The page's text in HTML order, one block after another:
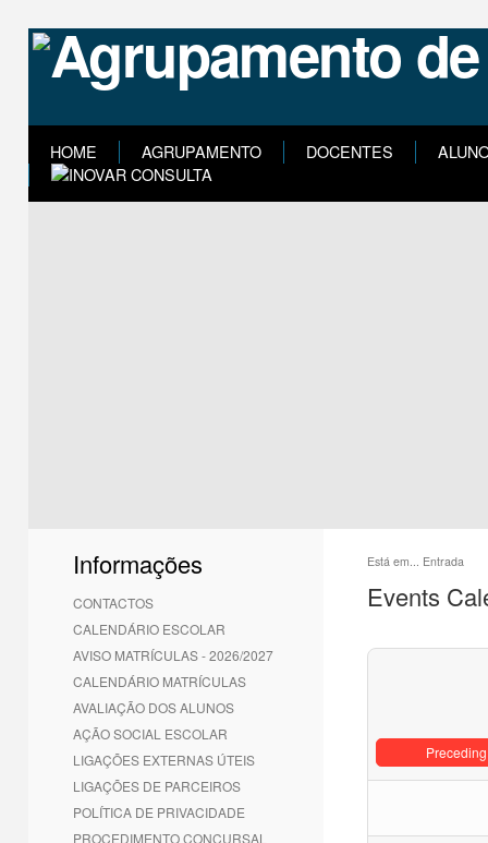
HOME AGRUPAMENTO DOCENTES
Informações
CONTACTOS
CALENDÁRIO ESCOLAR
AVISO MATRÍCULAS - 2026/2027
CALENDÁRIO MATRÍCULAS
AVALIAÇÃO DOS ALUNOS
AÇÃO SOCIAL ESCOLAR
LIGAÇÕES EXTERNAS ÚTEIS
LIGAÇÕES DE PARCEIROS
POLÍTICA DE PRIVACIDADE
PROCEDIMENTO CONCURSAL
Está em... Entrada
Events